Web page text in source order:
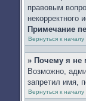
правовым
некорректного
Примечание
Вернуться к началу
» Почему я не
Возможно,
запретил имя,
Вернуться к началу